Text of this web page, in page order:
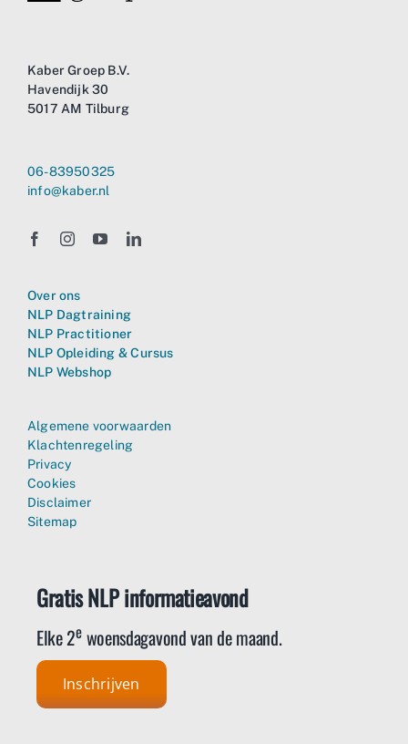
Kaber Groep B.V.
Havendijk 30
5017 AM Tilburg
06-83950325
info@kaber.nl
Over ons
NLP Dagtraining
NLP Practitioner
NLP Opleiding & Cursus
NLP Webshop
Algemene voorwaarden
Klachtenregeling
Privacy
Cookies
Disclaimer
Sitemap
Gratis NLP informatieavond
Elke 2ewoensdagavond van de maand.
Inschrijven